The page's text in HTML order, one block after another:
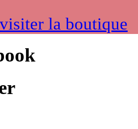
visiter la boutique